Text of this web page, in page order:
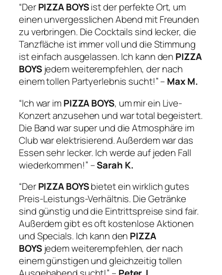
“DerPIZZA BOYSist der perfekte Ort, um
einen unvergesslichen Abend mit Freunden
zu verbringen. Die Cocktails sind lecker, die
Tanzfläche ist immer voll und die Stimmung
ist einfach ausgelassen. Ich kann den PIZZA
BOYSjedem weiterempfehlen, der nach
einem tollen Partyerlebnis sucht!” – Max M.
“Ich war imPIZZA BOYS, um mir ein Live-
Konzert anzusehen und war total begeistert.
Die Band war super und die Atmosphäre im
Club war elektrisierend. Außerdem war das
Essen sehr lecker. Ich werde auf jeden Fall
wiederkommen!” –Sarah K.
“DerPIZZA BOYSbietet ein wirklich gutes
Preis-Leistungs-Verhältnis. Die Getränke
sind günstig und die Eintrittspreise sind fair.
Außerdem gibt es oft kostenlose Aktionen
und Specials. Ich kann den PIZZA
BOYSjedem weiterempfehlen, der nach
einem günstigen und gleichzeitig tollen